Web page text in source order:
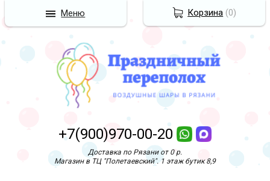
+7(900)970-00-20
Доставка по Рязани от 0 р.
Магазин в ТЦ "Полетаевский". 1 этаж бутик 8,9
Корзина (0)
Меню